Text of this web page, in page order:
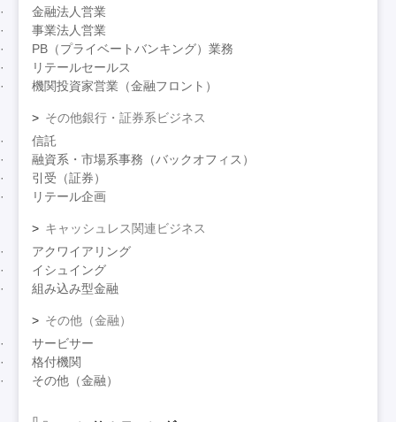
金融法人営業
事業法人営業
PB（プライベートバンキング）業務
リテールセールス
機関投資家営業（金融フロント）
その他銀行・証券系ビジネス
信託
融資系・市場系事務（バックオフィス）
引受（証券）
リテール企画
キャッシュレス関連ビジネス
アクワイアリング
イシュイング
組み込み型金融
その他（金融）
サービサー
格付機関
その他（金融）